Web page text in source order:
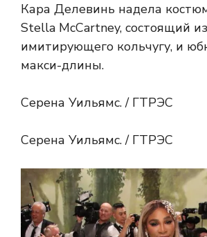
Кара Делевинь надела
Stella McCartney, состоящий
имитирующего кольчугу, и
макси-длины.
Серена Уильямс. / ГТРЭС
Серена Уильямс. / ГТРЭС